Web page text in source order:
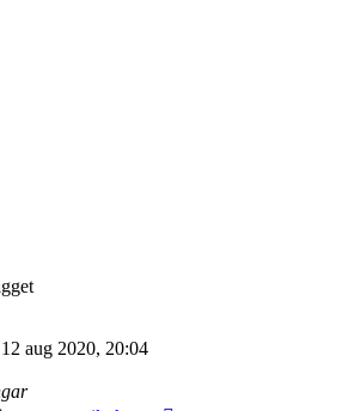
12 aug 2020, 20:04